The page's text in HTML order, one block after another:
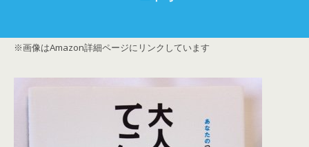
※画像はAmazon詳細ページにリンクしています